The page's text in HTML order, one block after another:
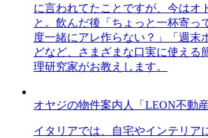
に言われてたことですが、今はオ
と。飲んだ後「ちょっと一杯寄っ
度一緒にアレ作らない？」「週末
どなど、さまざまな口実に使える
理研究家がお教えします。
オヤジの物件案内人「LEON不動産
イタリアでは、自宅やインテリア